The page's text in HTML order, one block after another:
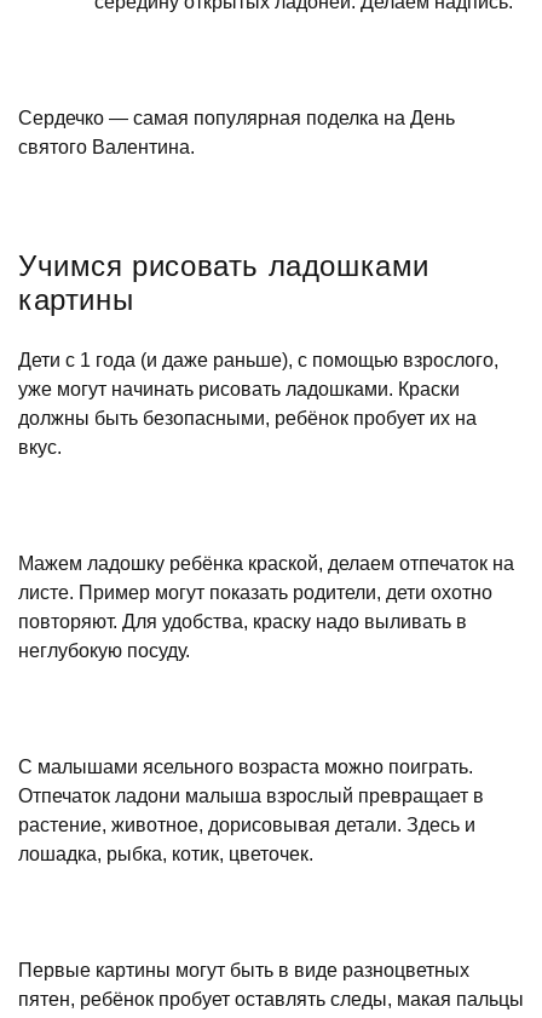
Сердечко — самая популярная поделка на День
святого Валентина.
Учимся рисовать ладошками
картины
Дети с 1 года (и даже раньше), с помощью взрослого,
уже могут начинать рисовать ладошками. Краски
должны быть безопасными, ребёнок пробует их на
вкус.
Мажем ладошку ребёнка краской, делаем отпечаток на
листе. Пример могут показать родители, дети охотно
повторяют. Для удобства, краску надо выливать в
неглубокую посуду.
С малышами ясельного возраста можно поиграть.
Отпечаток ладони малыша взрослый превращает в
растение, животное, дорисовывая детали. Здесь и
лошадка, рыбка, котик, цветочек.
Первые картины могут быть в виде разноцветных
пятен, ребёнок пробует оставлять следы, макая пальцы